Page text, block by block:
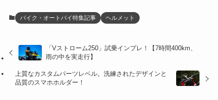
(32) (36)
(47)
(8)
(16)
バイク・オートバイ特集記事 ヘルメット
「Vストローム250」試乗インプレ！【7時間400km、
雨の中を実走行】
上質なカスタムパーツレベル。洗練されたデザインと
品質のスマホホルダー！